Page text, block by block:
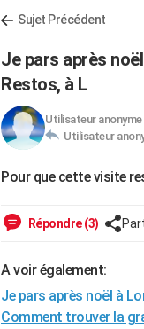
Sujet Précédent
Je pars après
Restos, à L
Utilisateur anonyme
Utilisateur
Pour que cette visite
Répondre (3)
A voir également:
Je pars après noël à
Comment trouver la